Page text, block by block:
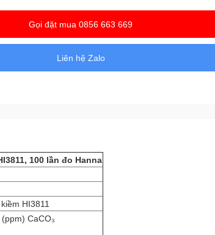
Gọi đặt mua 0856 663 669
Liên hệ Zalo
100 lần đo Hanna
HI3811
CaCO₃